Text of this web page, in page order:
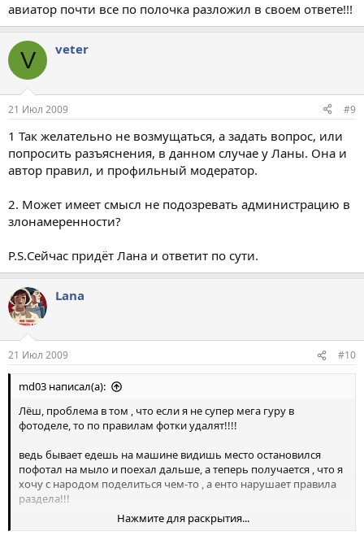
авиатор почти все по полочка разложил в своем ответе!!!
V veter
21 Июл 2009 #9
1 Так желательно не возмущаться, а задать вопрос, или
попросить разъяснения, в данном случае у Ланы. Она и
автор правил, и профильный модератор.
2. Может имеет смысл не подозревать администрацию в
злонамеренности?
P.S.Сейчас придёт Лана и ответит по сути.
Lana
21 Июл 2009 #10
md03 написал(а):
Лёш, проблема в том , что если я не супер мега гуру в
фотоделе, то по правилам фотки удалят!!!!
ведь бывает едешь на машине видишь место остановился
пофотал на мыло и поехал дальше, а теперь получается , что я
хочу с народом поделиться чем-то , а енто нарушает правила
раздела!!!
вот и пишу , что нет желания!!!
Нажмите для раскрытия...